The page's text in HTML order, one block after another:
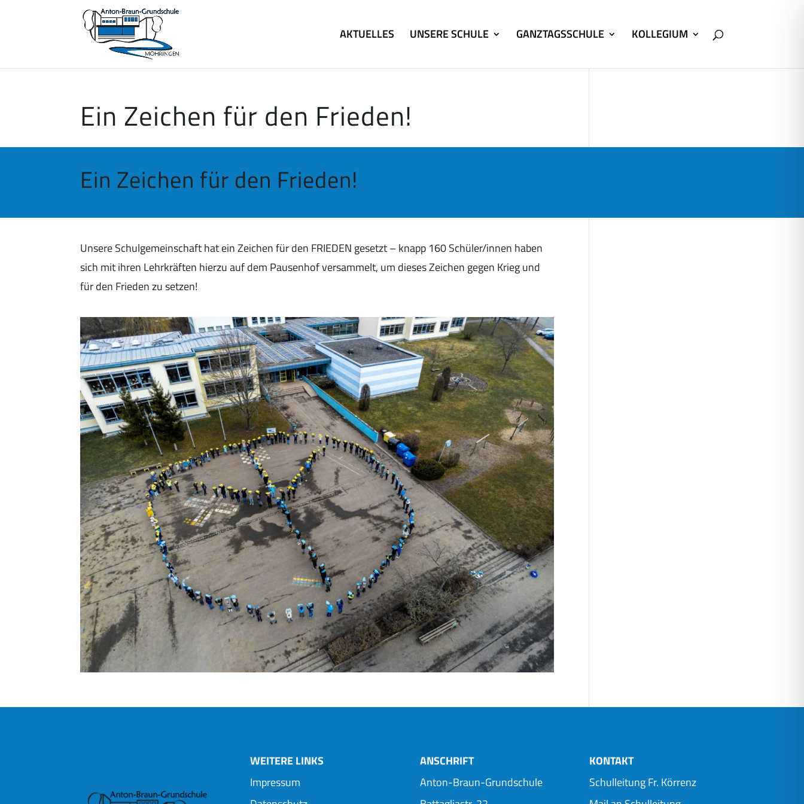
AKTUELLES UNSERE SCHULE GANZTAGSSCHULE KOLLEGIUM
Ein Zeichen für den Frieden!
Ein Zeichen für den Frieden!
Unsere Schulgemeinschaft hat ein Zeichen für den FRIEDEN gesetzt – knapp 160 Schüler/innen haben
sich mit ihren Lehrkräften hierzu auf dem Pausenhof versammelt, um dieses Zeichen gegen Krieg und
für den Frieden zu setzen!
WEITERE LINKS
Impressum
ANSCHRIFT
Anton-Braun-Grundschule
KONTAKT
Schulleitung Fr. Körrenz